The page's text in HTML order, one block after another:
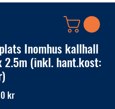
Inomhus kallhall
2.5m (inkl. hant.kost:
krPris